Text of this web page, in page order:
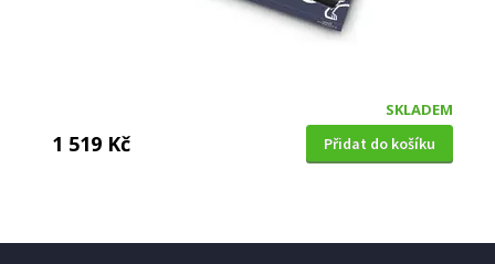
SKLADEM
1 519 Kč Přidat do košíku
CS Solingen CS-086848 v bloku 8 ks SOLTAU